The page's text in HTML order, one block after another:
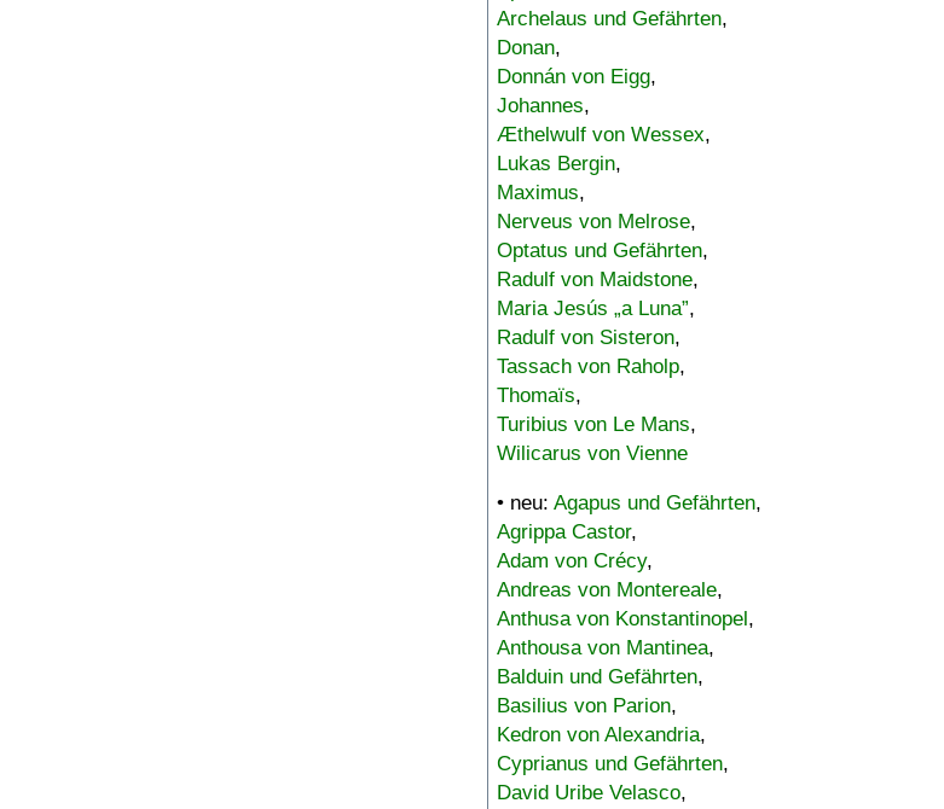
Archelaus und Gefährten,
Donan,
Donnán von Eigg,
Johannes,
Æthelwulf von Wessex,
Lukas Bergin,
Maximus,
Nerveus von Melrose,
Optatus und Gefährten,
Radulf von Maidstone,
Maria Jesús „a Luna”,
Radulf von Sisteron,
Tassach von Raholp,
Thomaïs,
Turibius von Le Mans,
Wilicarus von Vienne
• neu: Agapus und Gefährten,
Agrippa Castor,
Adam von Crécy,
Andreas von Montereale,
Anthusa von Konstantinopel,
Anthousa von Mantinea,
Balduin und Gefährten,
Basilius von Parion,
Kedron von Alexandria,
Cyprianus und Gefährten,
David Uribe Velasco,